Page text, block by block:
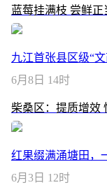
蓝莓挂满枝 尝鲜正
九江首张县区级“
6月8日 14时
柴桑区：提质增效
红果缀满涌塘田，
6月3日 12时